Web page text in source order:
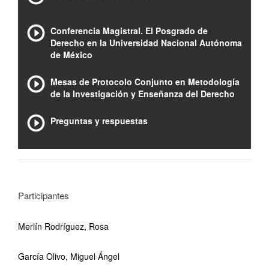
Conferencia Magistral. El Posgrado de
Derecho en la Universidad Nacional Autónoma
de México
Mesas de Protocolo Conjunto en Metodología
de la Investigación y Enseñanza del Derecho
Preguntas y respuestas
Participantes
Merlín Rodríguez, Rosa
García Olivo, Miguel Ángel